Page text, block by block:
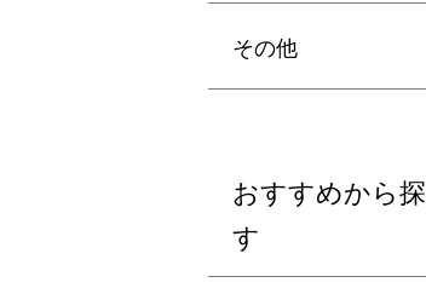
その他
おすすめから探
す